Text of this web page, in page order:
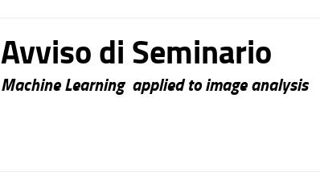
Avviso di Seminario
Machine Learning applied to image analysis